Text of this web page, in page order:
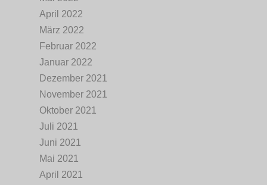
April 2022
März 2022
Februar 2022
Januar 2022
Dezember 2021
November 2021
Oktober 2021
Juli 2021
Juni 2021
Mai 2021
April 2021